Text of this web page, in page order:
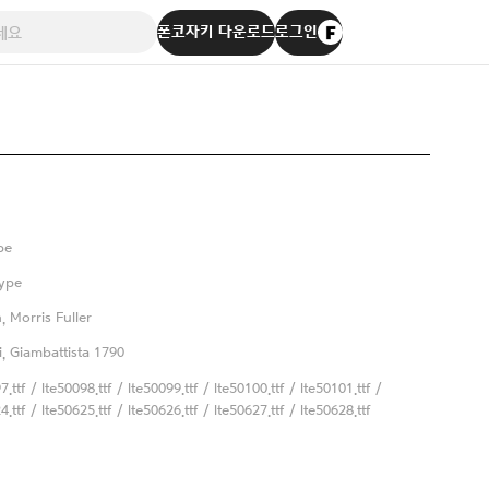
폰코자키 다운로드로그인
Morris Fuller
Giambattista 1790
/ lte50098.ttf / lte50099.ttf / lte50100.ttf / lte50101.ttf /
/ lte50625.ttf / lte50626.ttf / lte50627.ttf / lte50628.ttf